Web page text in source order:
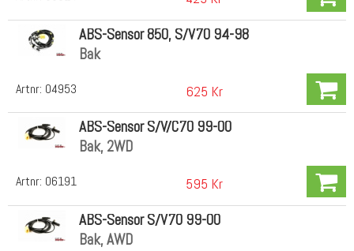
Artnr: 04953
ABS-Sensor 850, S/V70 94-98
Bak
625 Kr
Artnr: 06191
ABS-Sensor S/V/C70 99-00
Bak, 2WD
595 Kr
ABS-Sensor S/V70 99-00
Bak, AWD